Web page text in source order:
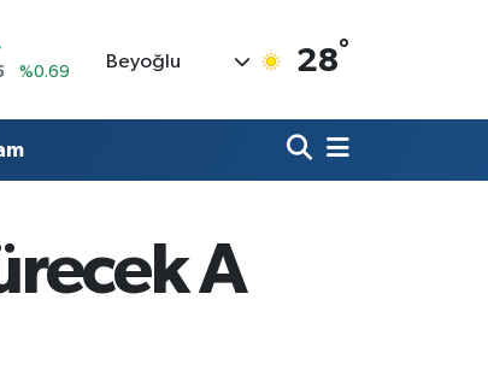
%0.06
%0.1
Beyoğlu 28°
A